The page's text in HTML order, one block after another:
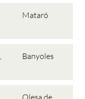
Mataró
Banyoles
Olesa de